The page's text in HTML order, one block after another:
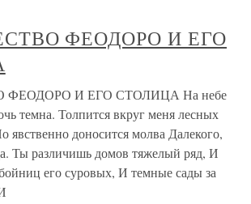
ФЕОДОРО И ЕГО
ФЕОДОРО И ЕГО СТОЛИЦА На небе
темна. Толпится вкруг меня лесных
явственно доносится молва Далекого,
Ты различишь домов тяжелый ряд, И
его суровых, И темные сады за